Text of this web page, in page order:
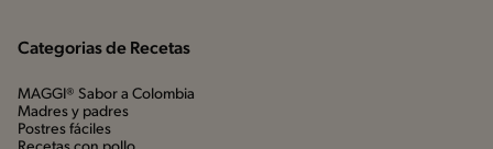
Categorias de Recetas
MAGGI® Sabor a Colombia
Madres y padres
Postres fáciles